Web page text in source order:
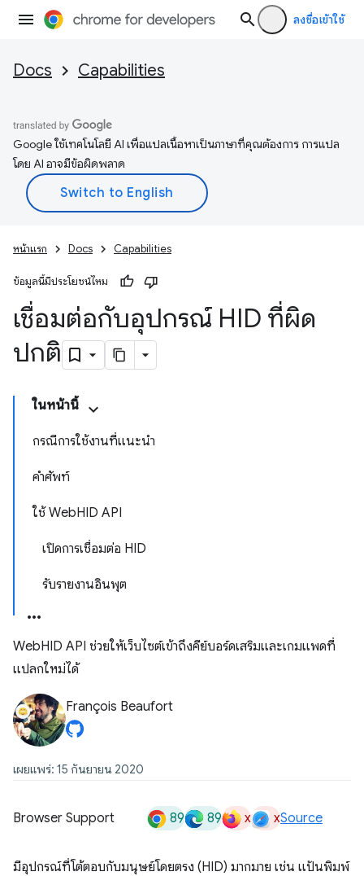
ลงชื่อเข้าใช้
Docs Capabilities
Google ใช้เทคโนโลยี AI เพื่อแปลเนื้อหาเป็นภาษาที่คุณต้องการ การแปล
โดย AI อาจมีข้อผิดพลาด
หน้าแรก Docs Capabilities
ข้อมูลนี้มีประโยชน์ไหม
เชื่อมต่อกับอุปกรณ์ HID ที่ผิด
ปกติ
ในหน้านี้
กรณีการใช้งานที่แนะนำ
คำศัพท์
ใช้ WebHID API
เปิดการเชื่อมต่อ HID
รับรายงานอินพุต
WebHID API ช่วยให้เว็บไซต์เข้าถึงคีย์บอร์ดเสริมและเกมแพดที่
แปลกใหม่ได้
François Beaufort
เผยแพร่: 15 กันยายน 2020
Browser Support 89 89 x xSource
มีอุปกรณ์ที่โต้ตอบกับมนุษย์โดยตรง (HID) มากมาย เช่น แป้นพิมพ์